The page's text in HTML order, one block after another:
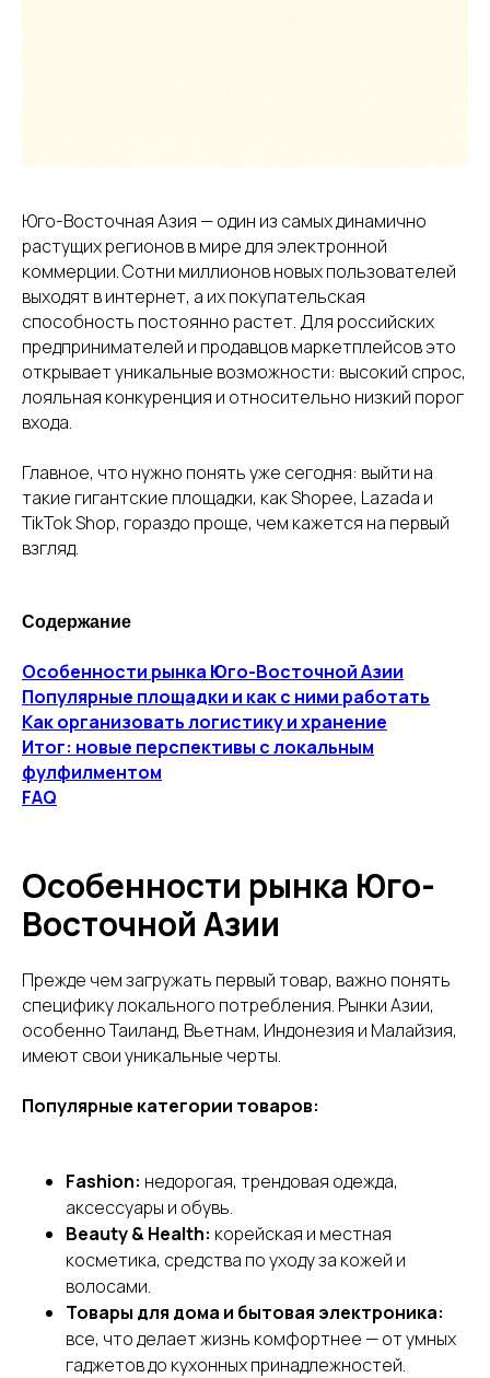
Юго-Восточная Азия — один из самых динамично
растущих регионов в мире для электронной
коммерции. Сотни миллионов новых пользователей
выходят в интернет, а их покупательская
способность постоянно растет. Для российских
предпринимателей и продавцов маркетплейсов это
открывает уникальные возможности: высокий спрос,
лояльная конкуренция и относительно низкий порог
входа.
Главное, что нужно понять уже сегодня: выйти на
такие гигантские площадки, как Shopee, Lazada и
TikTok Shop, гораздо проще, чем кажется на первый
взгляд.
Содержание
Особенности рынка Юго-Восточной Азии
Популярные площадки и как с ними работать
Как организовать логистику и хранение
Итог: новые перспективы с локальным
фулфилментом
FAQ
Особенности рынка Юго-
Восточной Азии
Прежде чем загружать первый товар, важно понять
специфику локального потребления. Рынки Азии,
особенно Таиланд, Вьетнам, Индонезия и Малайзия,
имеют свои уникальные черты.
Популярные категории товаров:
Fashion: недорогая, трендовая одежда,
аксессуары и обувь.
Beauty & Health: корейская и местная
косметика, средства по уходу за кожей и
волосами.
Товары для дома и бытовая электроника:
все, что делает жизнь комфортнее — от умных
гаджетов до кухонных принадлежностей.
производителей
Подпишитесь на рассылку и получите подборку
производителей и оптовых поставщиков, у которых
можно найти товар для перепродажи на
маркетплейсах
100
Нажимая кнопку, вы даете
персональных данных.Подробнее можно